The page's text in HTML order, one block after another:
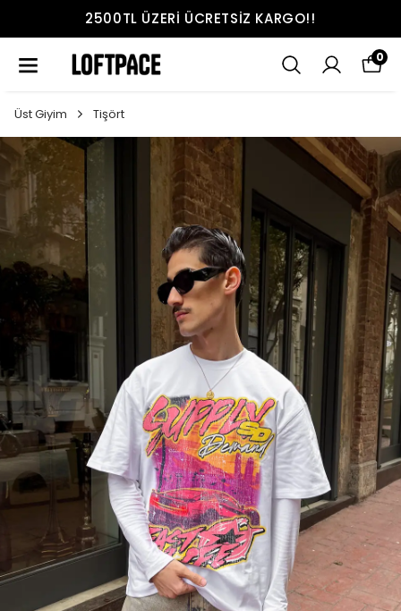
2500TL ÜZERI ÜCRETSIZ KARGO!!
0
Üst Giyim Tişört